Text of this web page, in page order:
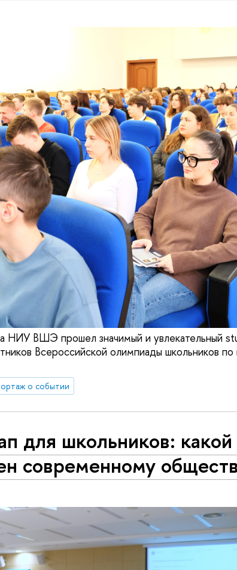
НИУ ВШЭ прошел значимый и увлекательный
Всероссийской олимпиады школьников
о событии
для школьников:
современному